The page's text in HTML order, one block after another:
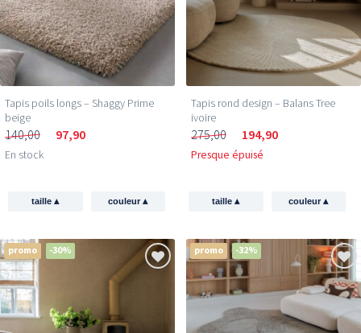
Tapis poils longs – Shaggy Prime
beige
140,00 97,90
En stock
taille▴ couleur▴
Tapis rond design – Balans Tree
ivoire
275,00 194,90
Presque épuisé
taille▴ couleur▴
promo -30% promo -32%